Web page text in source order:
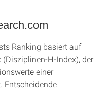
Ranking basiert auf
H-Index), der
einer
Entscheidende